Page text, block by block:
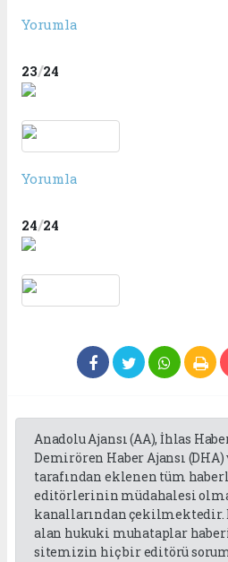
Yorumla
23/24
Yorumla
24/24
Anadolu Ajansı (AA), İhlas
Demirören Haber Ajansı
tarafından eklenen tüm
editörlerinin müdahalesi
kanallarından çekilmektedir.
alan hukuki muhataplar
sitemizin hiç bir editörü